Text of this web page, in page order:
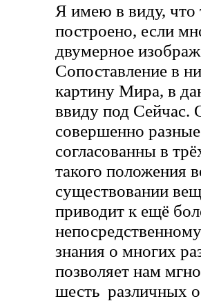
Я имею в виду, что
построено, если
двумерное
Сопоставление в
картину Мира, в
ввиду под Сейчас.
совершенно
согласованны в
такого положения
существовании
приводит к ещё
знания о многих
позволяет нам
шесть различных